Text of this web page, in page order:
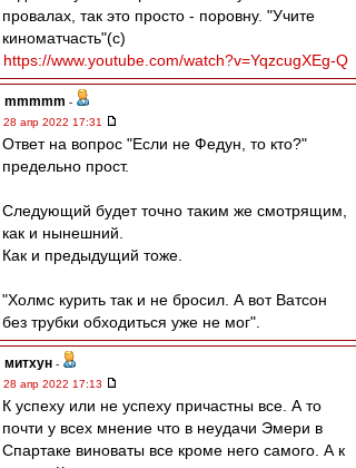
провалах, так это просто - поровну. "Учите
киноматчасть"(с)
https://www.youtube.com/watch?v=YqzcugXEg-Q
mmmmm -
28 апр 2022 17:31
Ответ на вопрос "Если не Федун, то кто?"
предельно прост.
Следующий будет точно таким же смотрящим,
как и нынешний.
Как и предыдущий тоже.
"Холмс курить так и не бросил. А вот Ватсон
без трубки обходиться уже не мог".
митхун -
28 апр 2022 17:13
К успеху или не успеху причастны все. А то
почти у всех мнение что в неудачи Эмери в
Спартаке виноваты все кроме него самого. А к